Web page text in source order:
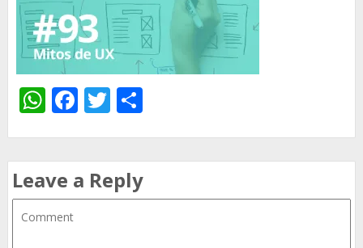
WhatsApp
Facebook
Twitter
Leave a Reply